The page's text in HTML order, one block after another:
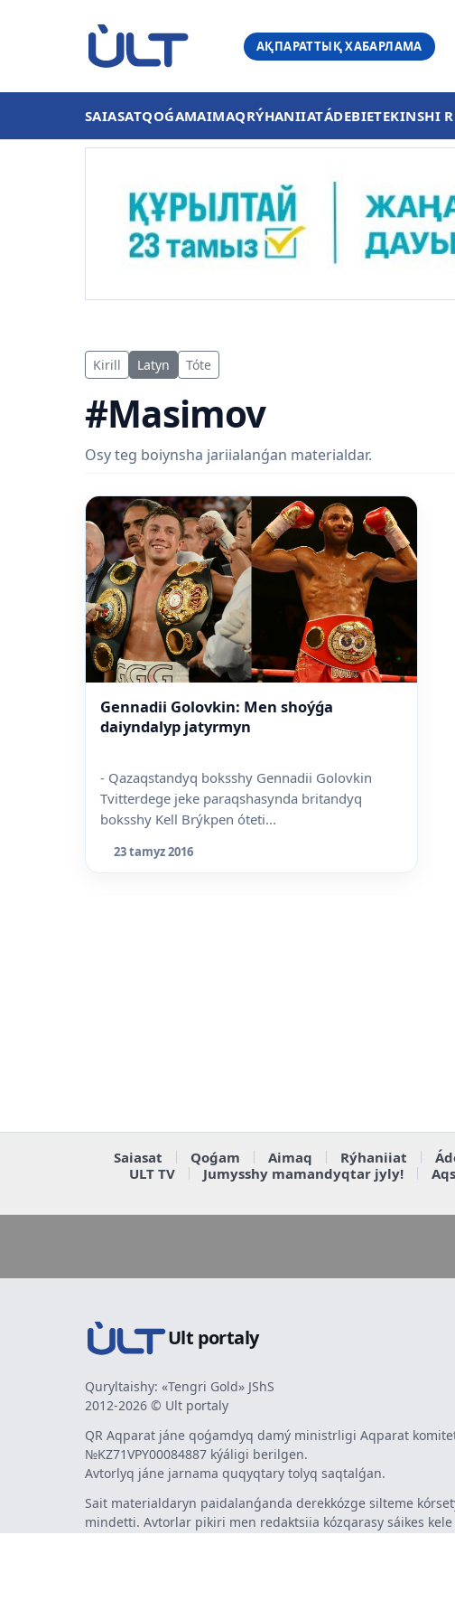
АҚПАРАТТЫҚ ХАБАРЛАМА
SAIASATQOǴAMAIMAQRÝHANIIATÁDEBIETEKINSHI
Kirill Latyn Tóte
#Masimov
Osy teg boiynsha jariialanǵan materialdar.
Gennadii Golovkin: Men shoýǵa
daiyndalyp jatyrmyn
- Qazaqstandyq boksshy Gennadii Golovkin
Tvitterdege jeke paraqshasynda britandyq
boksshy Kell Brýkpen óteti...
23 tamyz 2016
Saiasat Qoǵam Aimaq Rýhaniiat
ULT TV
Jumysshy mamandyqtar jyly!
Ult portaly
Quryltaishy: «Tengri Gold» JShS
2012-2026 © Ult portaly
QR Aqparat jáne qoǵamdyq damý ministrligi Aqparat
№KZ71VPY00084887 kýáligi berilgen.
Avtorlyq jáne jarnama quqyqtary tolyq saqtalǵan.
Sait materialdaryn paidalanǵanda derekkózge silteme
mindetti. Avtorlar pikiri men redaktsiia kózqarasy sáikes kele